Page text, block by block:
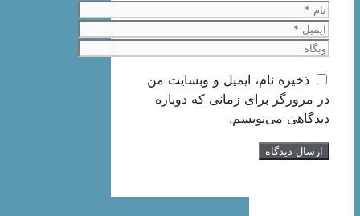
نام
ایمیل
وبگاه
ذخیره نام، ایمیل و وبسایت من
در مرورگر برای زمانی که دوباره
دیدگاهی می‌نویسم.